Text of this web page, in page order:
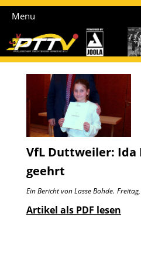
Menu
VfL Duttweiler: Ida
geehrt
Ein Bericht von Lasse Bohde.
Artikel als PDF lesen